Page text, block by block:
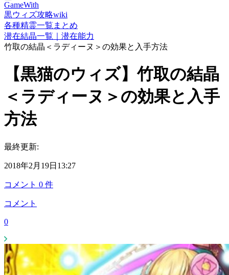
GameWith
黒ウィズ攻略wiki
各種精霊一覧まとめ
潜在結晶一覧｜潜在能力
竹取の結晶＜ラディーヌ＞の効果と入手方法
【黒猫のウィズ】竹取の結晶
＜ラディーヌ＞の効果と入手
方法
最終更新:
2018年2月19日13:27
コメント 0 件
コメント
0